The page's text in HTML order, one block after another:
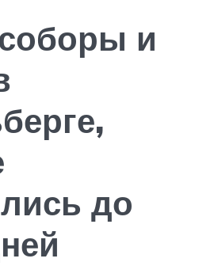
и
до